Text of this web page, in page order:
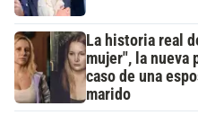
La historia real
mujer", la nueva
caso de una
marido